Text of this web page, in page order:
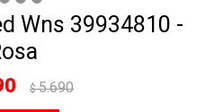
Wns 39934810 -
$5.690